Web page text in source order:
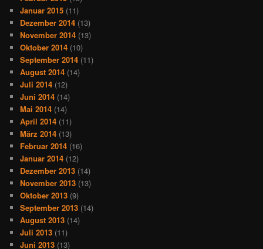
Januar 2015 (11)
Dezember 2014 (13)
November 2014 (13)
Oktober 2014 (10)
September 2014 (11)
August 2014 (14)
Juli 2014 (12)
Juni 2014 (14)
Mai 2014 (14)
April 2014 (11)
März 2014 (13)
Februar 2014 (16)
Januar 2014 (12)
Dezember 2013 (14)
November 2013 (13)
Oktober 2013 (9)
September 2013 (14)
August 2013 (14)
Juli 2013 (11)
Juni 2013 (13)